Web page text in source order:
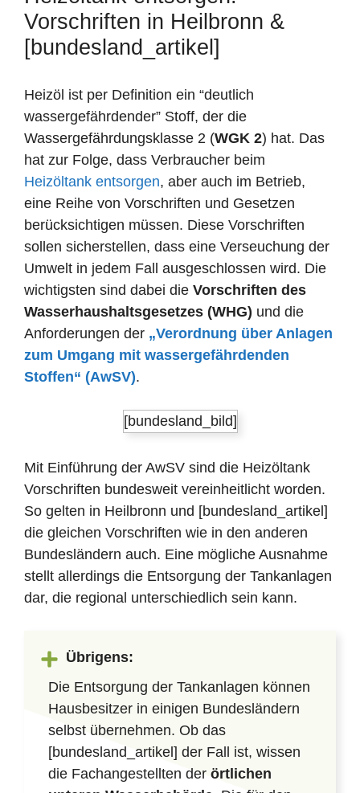
Vorschriften in Heilbronn &
[bundesland_artikel]
Heizöl ist per Definition ein “deutlich
wassergefährdender” Stoff, der die
Wassergefährdungsklasse 2 (WGK 2) hat. Das
hat zur Folge, dass Verbraucher beim
Heizöltank entsorgen, aber auch im Betrieb,
eine Reihe von Vorschriften und Gesetzen
berücksichtigen müssen. Diese Vorschriften
sollen sicherstellen, dass eine Verseuchung der
Umwelt in jedem Fall ausgeschlossen wird. Die
wichtigsten sind dabei die Vorschriften des
Wasserhaushaltsgesetzes (WHG) und die
Anforderungen der „Verordnung über Anlagen
zum Umgang mit wassergefährdenden
Stoffen“ (AwSV).
[bundesland_bild]
Mit Einführung der AwSV sind die Heizöltank
Vorschriften bundesweit vereinheitlicht worden.
So gelten in Heilbronn und [bundesland_artikel]
die gleichen Vorschriften wie in den anderen
Bundesländern auch. Eine mögliche Ausnahme
stellt allerdings die Entsorgung der Tankanlagen
dar, die regional unterschiedlich sein kann.
Übrigens:
Die Entsorgung der Tankanlagen können
Hausbesitzer in einigen Bundesländern
selbst übernehmen. Ob das
[bundesland_artikel] der Fall ist, wissen
die Fachangestellten der örtlichen